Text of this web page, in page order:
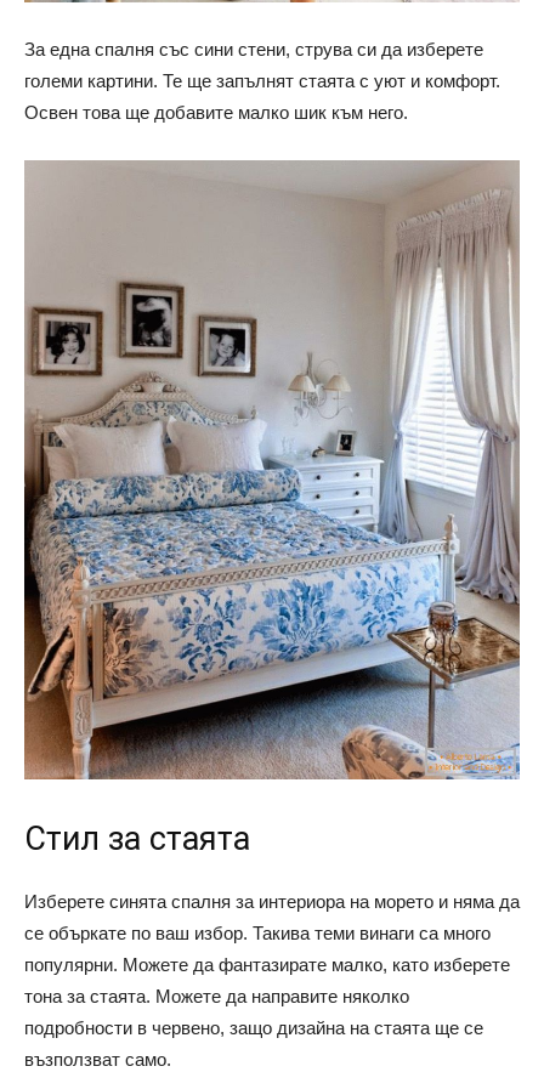
За една спалня със сини стени, струва си да изберете
големи картини. Те ще запълнят стаята с уют и комфорт.
Освен това ще добавите малко шик към него.
Стил за стаята
Изберете синята спалня за интериора на морето и няма да
се объркате по ваш избор. Такива теми винаги са много
популярни. Можете да фантазирате малко, като изберете
тона за стаята. Можете да направите няколко
подробности в червено, защо дизайна на стаята ще се
възползват само.